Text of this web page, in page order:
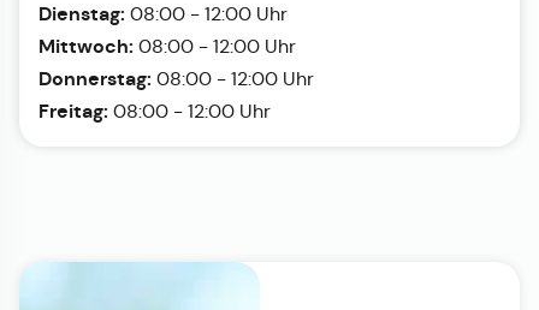
Dienstag: 08:00 - 12:00 Uhr
Mittwoch: 08:00 - 12:00 Uhr
Donnerstag: 08:00 - 12:00 Uhr
Freitag: 08:00 - 12:00 Uhr